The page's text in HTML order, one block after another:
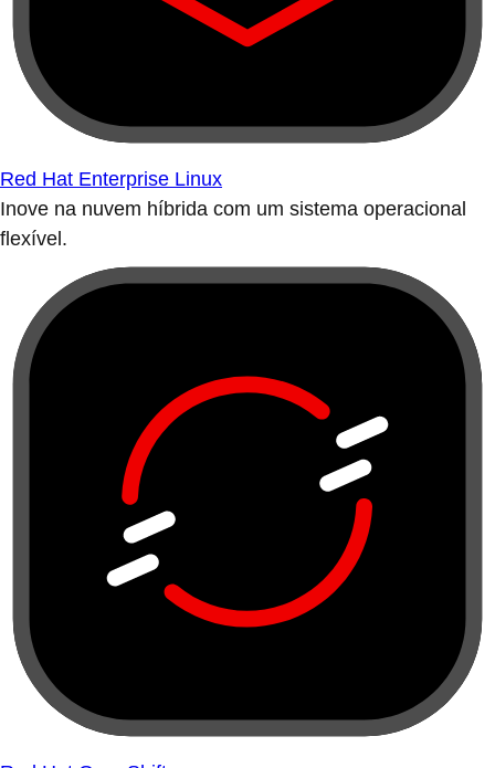
Red Hat Enterprise Linux
Inove na nuvem híbrida com um sistema operacional
flexível.